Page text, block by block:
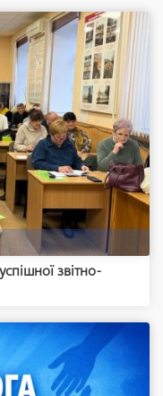
звітно-